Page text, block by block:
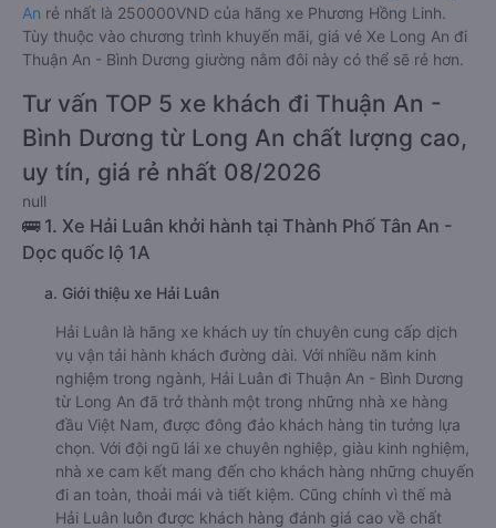
An rẻ nhất là 250000VND của hãng xe Phương Hồng Linh.
Tùy thuộc vào chương trình khuyến mãi, giá vé Xe Long An đi
Thuận An - Bình Dương giường nằm đôi này có thể sẽ rẻ hơn.
Tư vấn TOP 5 xe khách đi Thuận An -
Bình Dương từ Long An chất lượng cao,
uy tín, giá rẻ nhất 08/2026
null
🚌 1. Xe Hải Luân khởi hành tại Thành Phố Tân An -
Dọc quốc lộ 1A
a. Giới thiệu xe Hải Luân
Hải Luân là hãng xe khách uy tín chuyên cung cấp dịch
vụ vận tải hành khách đường dài. Với nhiều năm kinh
nghiệm trong ngành, Hải Luân đi Thuận An - Bình Dương
từ Long An đã trở thành một trong những nhà xe hàng
đầu Việt Nam, được đông đảo khách hàng tin tưởng lựa
chọn. Với đội ngũ lái xe chuyên nghiệp, giàu kinh nghiệm,
nhà xe cam kết mang đến cho khách hàng những chuyến
đi an toàn, thoải mái và tiết kiệm. Cũng chính vì thế mà
Hải Luân luôn được khách hàng đánh giá cao về chất